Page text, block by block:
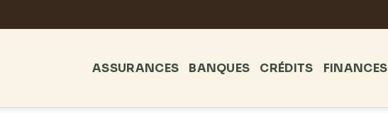
ASSURANCES BANQUES CRÉDITS FINANCES